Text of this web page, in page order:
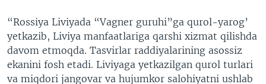
“Rossiya Liviyada “Vagner guruhi”ga qurol-yarog’
yetkazib, Liviya manfaatlariga qarshi xizmat qilishda
davom etmoqda. Tasvirlar raddiyalarining asossiz
ekanini fosh etadi. Liviyaga yetkazilgan qurol turlari
va miqdori jangovar va hujumkor salohiyatni ushlab